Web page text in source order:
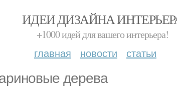
ИДЕИ ДИЗАЙНА
+1000 идей для вашего интерьера!
главная новости статьи
дерева